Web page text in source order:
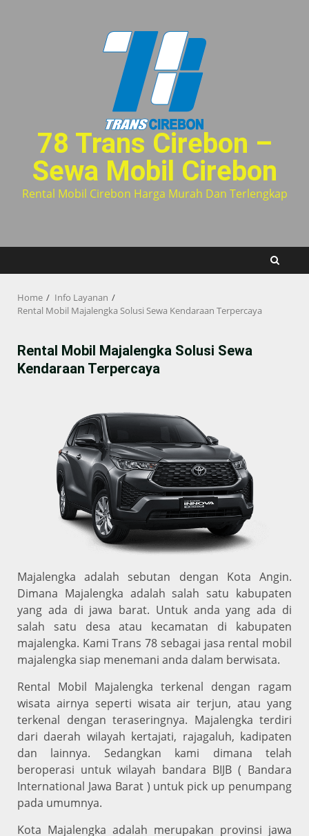
78 Trans Cirebon –
Sewa Mobil Cirebon
Rental Mobil Cirebon Harga Murah Dan Terlengkap
Home
Info Layanan
Rental Mobil Majalengka Solusi Sewa Kendaraan Terpercaya
Rental Mobil Majalengka Solusi Sewa
Kendaraan Terpercaya
Majalengka adalah sebutan dengan Kota Angin.
Dimana Majalengka adalah salah satu kabupaten
yang ada di jawa barat. Untuk anda yang ada di
salah satu desa atau kecamatan di kabupaten
majalengka. Kami Trans 78 sebagai jasa rental mobil
majalengka siap menemani anda dalam berwisata.
Rental Mobil Majalengka terkenal dengan ragam
wisata airnya seperti wisata air terjun, atau yang
terkenal dengan teraseringnya. Majalengka terdiri
dari daerah wilayah kertajati, rajagaluh, kadipaten
dan lainnya. Sedangkan kami dimana telah
beroperasi untuk wilayah bandara BIJB ( Bandara
International Jawa Barat ) untuk pick up penumpang
pada umumnya.
Kota Majalengka adalah merupakan provinsi jawa